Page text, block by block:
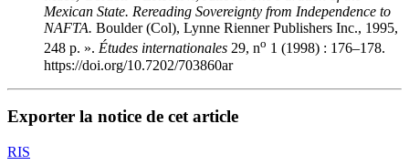
Mexican State. Rereading Sovereignty from Independence to
NAFTA. Boulder (Col), Lynne Rienner Publishers Inc., 1995,
248 p. ». Études internationales 29, no 1 (1998) : 176–178.
https://doi.org/10.7202/703860ar
Exporter la notice de cet article
RIS